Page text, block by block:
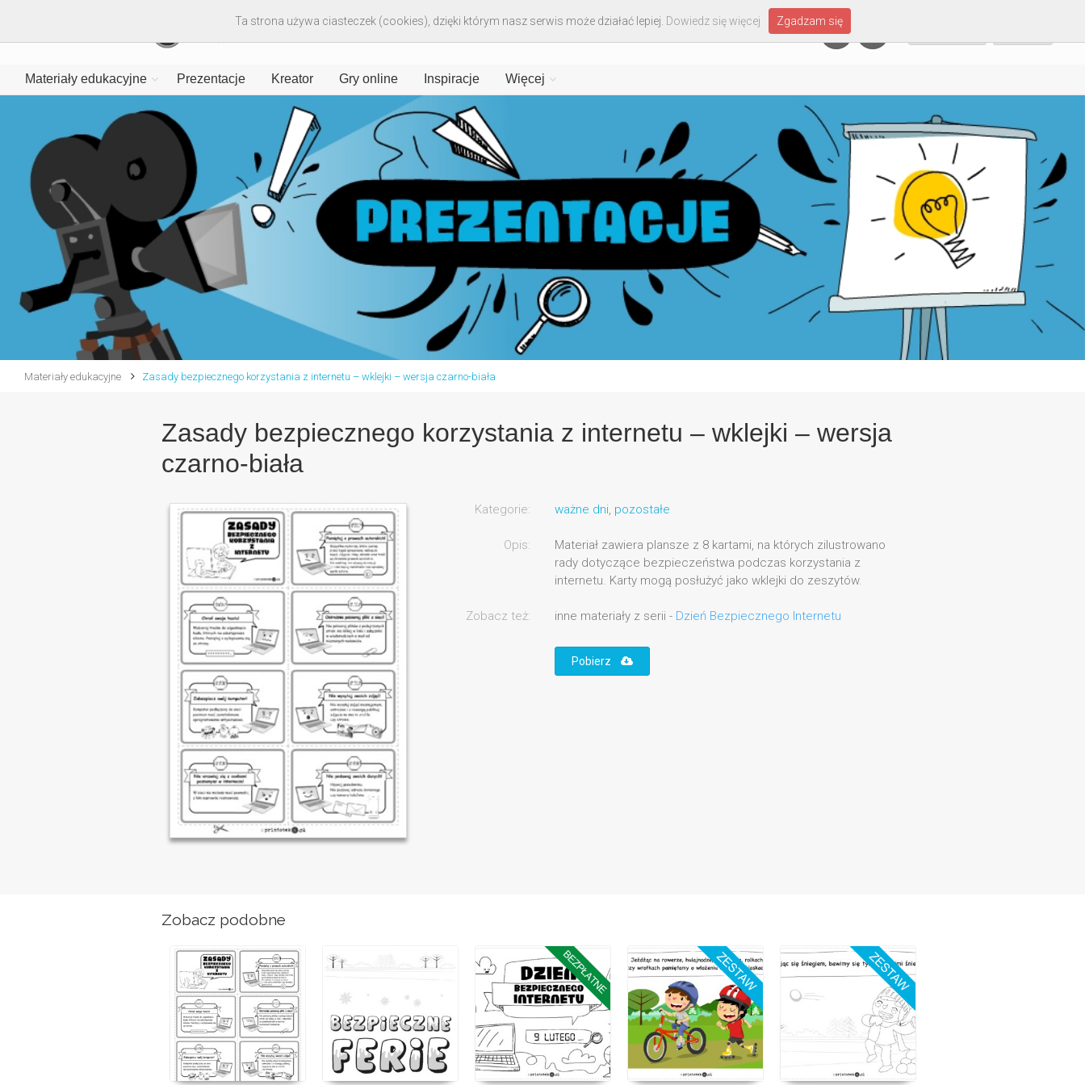
Materiały edukacyjne Prezentacje Kreator Gry online Inspiracje Więcej
Materiały edukacyjne Zasady bezpiecznego korzystania z internetu – wklejki – wersja czarno-biała
Zasady bezpiecznego korzystania z internetu – wklejki – wersja
czarno-biała
Kategorie: ważne dni, pozostałe
Opis:
Materiał zawiera plansze z 8 kartami, na których zilustrowano
rady dotyczące bezpieczeństwa podczas korzystania z
internetu. Karty mogą posłużyć jako wklejki do zeszytów.
Zobacz też: inne materiały z serii - Dzień Bezpiecznego Internetu
Pobierz
Zobacz podobne
Ta strona używa ciasteczek (cookies), dzięki którym nasz serwis może działać lepiej. Dowiedz się więcej Zgadzam się